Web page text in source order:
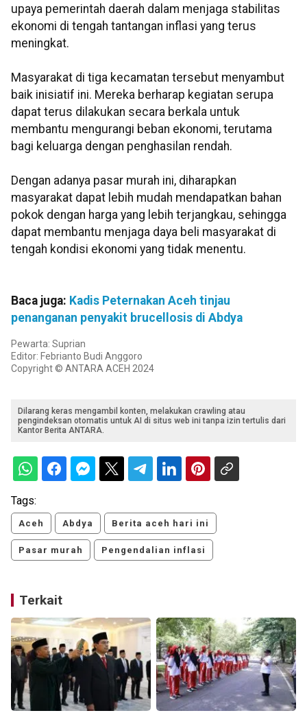
upaya pemerintah daerah dalam menjaga stabilitas
ekonomi di tengah tantangan inflasi yang terus
meningkat.
Masyarakat di tiga kecamatan tersebut menyambut
baik inisiatif ini. Mereka berharap kegiatan serupa
dapat terus dilakukan secara berkala untuk
membantu mengurangi beban ekonomi, terutama
bagi keluarga dengan penghasilan rendah.
Dengan adanya pasar murah ini, diharapkan
masyarakat dapat lebih mudah mendapatkan bahan
pokok dengan harga yang lebih terjangkau, sehingga
dapat membantu menjaga daya beli masyarakat di
tengah kondisi ekonomi yang tidak menentu.
Baca juga: Kadis Peternakan Aceh tinjau
penanganan penyakit brucellosis di Abdya
Pewarta: Suprian
Editor: Febrianto Budi Anggoro
Copyright © ANTARA ACEH 2024
Dilarang keras mengambil konten, melakukan crawling atau
pengindeksan otomatis untuk AI di situs web ini tanpa izin tertulis dari
Kantor Berita ANTARA.
Tags:
Aceh Abdya Berita aceh hari ini
Pasar murah Pengendalian inflasi
Terkait